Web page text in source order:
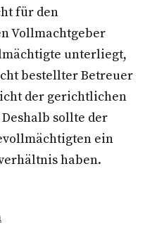
für den
Vollmachtgeber
unterliegt,
bestellter Betreuer
der gerichtlichen
sollte der
ein
haben.